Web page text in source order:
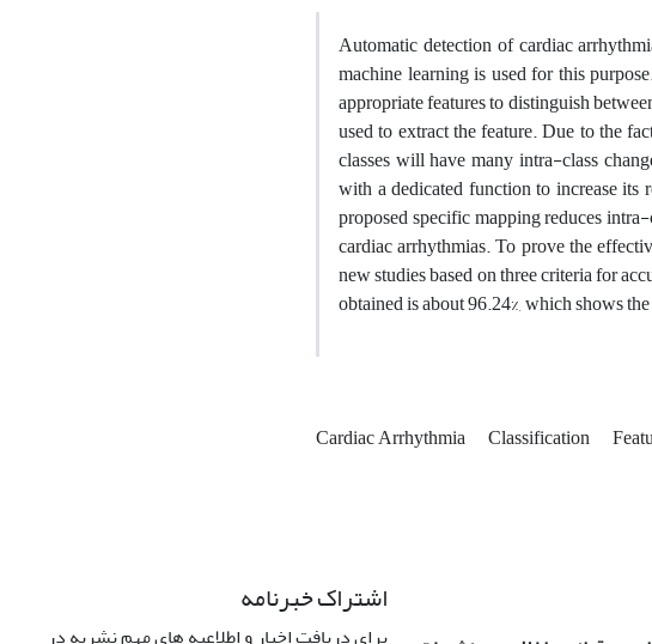
Automatic detection of cardiac
machine learning is used for this
appropriate features to distinguish
used to extract the feature. Due to the
classes will have many intra-class
with a dedicated function to increase its
proposed specific mapping reduces
cardiac arrhythmias. To prove the
new studies based on three criteria for
obtained is about 96.24%, which shows
Cardiac Arrhythmia Classification
اشتراک خبرنامه
برای دریافت اخبار و اطلاعیه های مهم نشریه در